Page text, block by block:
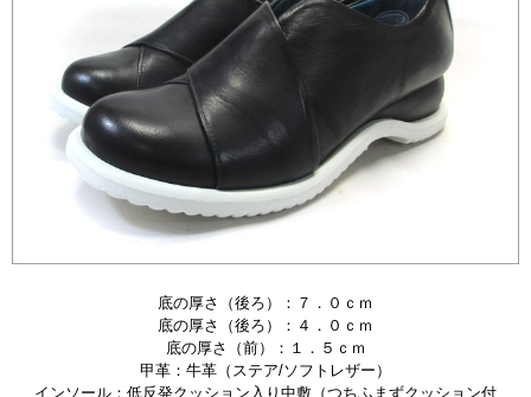
底の厚さ（後ろ）：７．０ｃｍ
底の厚さ（後ろ）：４．０ｃｍ
底の厚さ（前）：１．５ｃｍ
甲革：牛革（ステア/ソフトレザー）
インソール：低反発クッション入り中敷（つちふまずクッション付